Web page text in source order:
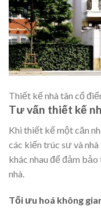
Thiết kế nhà tân cổ
Tư vấn thiết kế
Khi thiết kế một căn
các kiến trúc sư và
khác nhau để đảm
nhà.
Tối ưu hoá không